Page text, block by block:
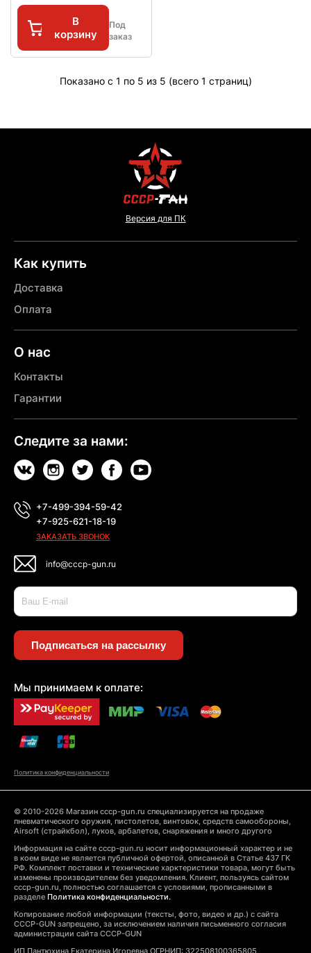
В
корзину
Под
заказ
Показано с 1 по 5 из 5 (всего 1 страниц)
Версия для ПК
Как купить
Доставка
Оплата
О нас
Контакты
Гарантии
Следите за нами:
+7-499-394-59-42
+7-925-621-18-19
ЗАКАЗАТЬ ЗВОНОК
info@cccp-gun.ru
Подписаться на рассылку
Мы принимаем к оплате:
Политика конфиденциальности
© 2010-2026 Магазин cccp-gun.ru специализируется на продаже
пневматического оружия, пистолетов, винтовок, средств самообороны,
Airsoft (страйкбол), луков, арбалетов, снаряжения и много другого
Информация на сайте cccp-gun.ru носит информационный характер и не
в коем виде не является публичной офертой, описанной в Статье 437 ГК
РФ. Комплект поставки и технические харктеристики товара, могут быть
изменены производителем без уведомления. Клиент, пользуясь сайтом
cccp-gun.ru, полностью соглашается с условиями, прописанными в
разделе Политика конфиденциальности.
Копирование любой информации (тексты, фото, видео и др.) с сайта
CCCP-GUN запрещено, за исключением наличия письменного согласия
администрации сайта CCCP-GUN
ИП Пантюхина Екатерина Игоревна ОГРНИП: 322508100365805